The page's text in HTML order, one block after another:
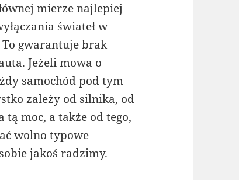
mierze najlepiej
świateł w
gwarantuje brak
Jeżeli mowa o
samochód pod tym
zależy od silnika, od
moc, a także od tego,
wolno typowe
jakoś radzimy.